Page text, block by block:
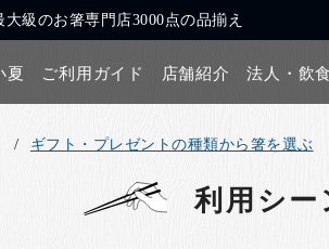
大級のお箸専門店3000点の品揃え
夏 ご利用ガイド 店舗紹介 法人・飲
ギフト・プレゼントの種類から箸を選ぶ
利用シー